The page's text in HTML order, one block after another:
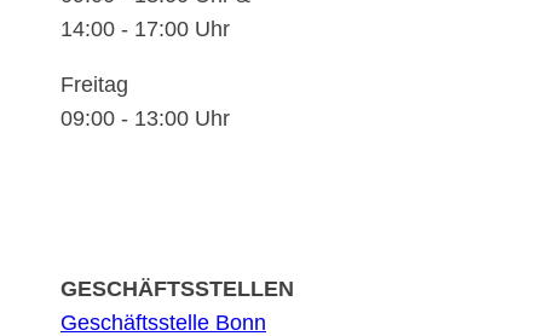
14:00 - 17:00 Uhr
Freitag
09:00 - 13:00 Uhr
GESCHÄFTSSTELLEN
Geschäftsstelle Bonn